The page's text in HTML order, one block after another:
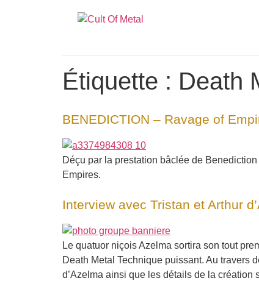
Étiquette : Death
BENEDICTION – Ravage of
Déçu par la prestation bâclée de
Empires.
Interview avec Tristan et Arthur
Le quatuor niçois Azelma sortira son tout
Death Metal Technique puissant. Au travers
d’Azelma ainsi que les détails de la création